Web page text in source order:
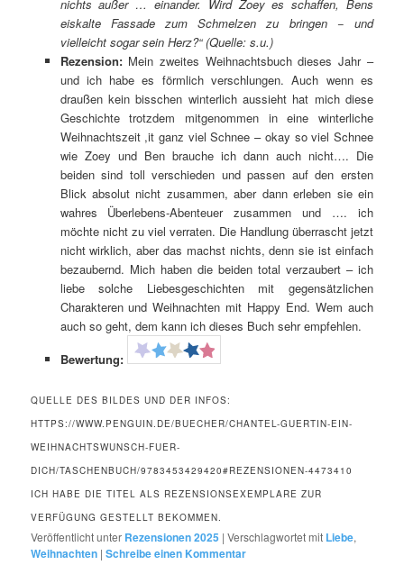
nichts außer … einander. Wird Zoey es schaffen, Bens
eiskalte Fassade zum Schmelzen zu bringen − und
vielleicht sogar sein Herz?“ (Quelle: s.u.)
Rezension: Mein zweites Weihnachtsbuch dieses Jahr –
und ich habe es förmlich verschlungen. Auch wenn es
draußen kein bisschen winterlich aussieht hat mich diese
Geschichte trotzdem mitgenommen in eine winterliche
Weihnachtszeit ,it ganz viel Schnee – okay so viel Schnee
wie Zoey und Ben brauche ich dann auch nicht…. Die
beiden sind toll verschieden und passen auf den ersten
Blick absolut nicht zusammen, aber dann erleben sie ein
wahres Überlebens-Abenteuer zusammen und …. ich
möchte nicht zu viel verraten. Die Handlung überrascht jetzt
nicht wirklich, aber das machst nichts, denn sie ist einfach
bezaubernd. Mich haben die beiden total verzaubert – ich
liebe solche Liebesgeschichten mit gegensätzlichen
Charakteren und Weihnachten mit Happy End. Wem auch
auch so geht, dem kann ich dieses Buch sehr empfehlen.
Bewertung:
QUELLE DES BILDES UND DER INFOS:
HTTPS://WWW.PENGUIN.DE/BUECHER/CHANTEL-GUERTIN-EIN-
WEIHNACHTSWUNSCH-FUER-
DICH/TASCHENBUCH/9783453429420#REZENSIONEN-4473410
ICH HABE DIE TITEL ALS REZENSIONSEXEMPLARE ZUR
VERFÜGUNG GESTELLT BEKOMMEN.
Veröffentlicht unter Rezensionen 2025 |Verschlagwortet mit Liebe,
Weihnachten |Schreibe einen Kommentar